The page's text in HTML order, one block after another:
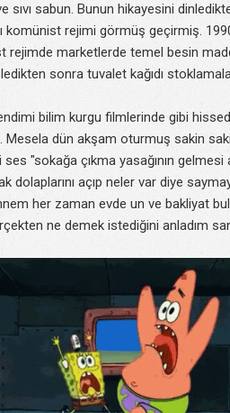
sıvı sabun. Bunun hikayesini
komünist rejimi görmüş geçirmiş.
rejimde marketlerde temel besin
sonra tuvalet kağıdı
bilim kurgu filmlerinde gibi
Mesela dün akşam oturmuş sakin
"sokağa çıkma yasağının
dolaplarını açıp neler var diye
her zaman evde un ve bakliyat
ne demek istediğini anladım